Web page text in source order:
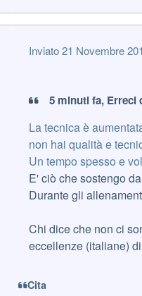
Inviato21 Novembre
5 minuti fa, Erreci
La tecnica è
non hai qualità e
Un tempo spesso e
E' ciò che sostengo
Durante gli
Chi dice che non ci
eccellenze (italiane)
Cita